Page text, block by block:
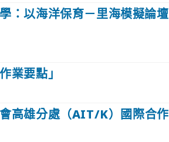
：以海洋保育－里海模擬論壇
業要點」
高雄分處（AIT/K）國際合作